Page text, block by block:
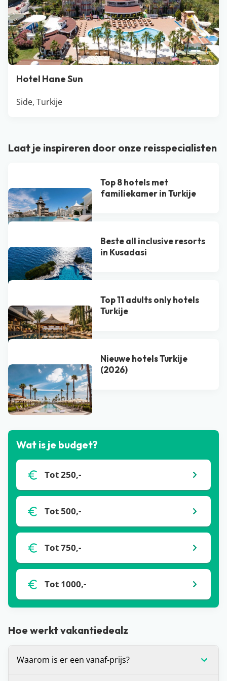
Hotel Hane Sun
Side, Turkije
Laat je inspireren door onze reisspecialisten
Top 8 hotels met
familiekamer in Turkije
Beste all inclusive resorts
in Kusadasi
Top 11 adults only hotels
Turkije
Nieuwe hotels Turkije
(2026)
Bekijk alle blogs
Wat is je budget?
Tot 250,-
Tot 500,-
Tot 750,-
Tot 1000,-
Hoe werkt vakantiedealz
Waarom is er een vanaf-prijs?